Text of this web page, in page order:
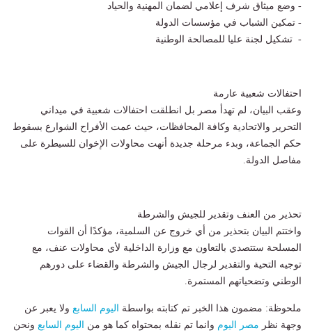
- وضع ميثاق شرف إعلامي لضمان المهنية والحياد
- تمكين الشباب في مؤسسات الدولة
- تشكيل لجنة عليا للمصالحة الوطنية
احتفالات شعبية عارمة
وعقب البيان، لم تهدأ مصر بل انطلقت احتفالات شعبية في ميداني
التحرير والاتحادية وكافة المحافظات، حيث عمت الأفراح الشوارع بسقوط
حكم الجماعة، وبدء مرحلة جديدة أنهت محاولات الإخوان للسيطرة على
مفاصل الدولة.
تحذير من العنف وتقدير للجيش والشرطة
واختتم البيان بتحذير من أي خروج عن السلمية، مؤكدًا أن القوات
المسلحة ستتصدي بالتعاون مع وزارة الداخلية لأي محاولات عنف، مع
توجيه التحية والتقدير لرجال الجيش والشرطة والقضاء على دورهم
الوطني وتضحياتهم المستمرة.
ملحوظة: مضمون هذا الخبر تم كتابته بواسطة اليوم السابع ولا يعبر عن
وجهة نظر مصر اليوم وانما تم نقله بمحتواه كما هو من اليوم السابع ونحن